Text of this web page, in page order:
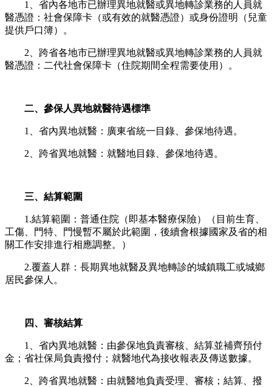
1、省內各地市已辦理異地就醫或異地轉診業務的人員就
醫憑證：社會保障卡（或有效的就醫憑證）或身份證明（兒童
提供戶口簿）。
2、跨省各地市已辦理異地就醫或異地轉診業務的人員就
醫憑證：二代社會保障卡（住院期間全程需要使用）。
二、參保人異地就醫待遇標準
1、省內異地就醫：廣東省統一目錄、參保地待遇。
2、跨省異地就醫：就醫地目錄、參保地待遇。
三、結算範圍
1.結算範圍：普通住院（即基本醫療保險）（目前生育、
工傷、門特、門慢暫不屬於此範圍，後續會根據國家及省的相
關工作安排進行相應調整。）
2.覆蓋人群：長期異地就醫及異地轉診的城鎮職工或城鄉
居民參保人。
四、審核結算
1、省內異地就醫：由參保地負責審核、結算並補齊預付
金；省社保局負責撥付；就醫地代為接收報表及傳送數據。
2、跨省異地就醫：由就醫地負責受理、審核；結算、撥